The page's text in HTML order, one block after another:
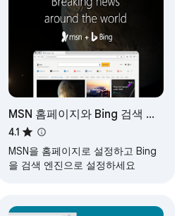
MSN 홈페이지와 Bing 검색 엔
진
4.1
MSN을 홈페이지로 설정하고 Bing
을 검색 엔진으로 설정하세요